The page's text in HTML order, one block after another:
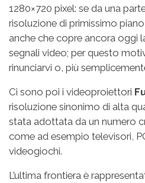
1280×720 pixel: se da una
risoluzione di primissimo
anche che copre ancora oggi
segnali video; per questo
rinunciarvi o, più
Ci sono poi i videoproiettori
risoluzione sinonimo di alta
stata adottata da un numero
come ad esempio televisori,
videogiochi.
L’ultima frontiera è